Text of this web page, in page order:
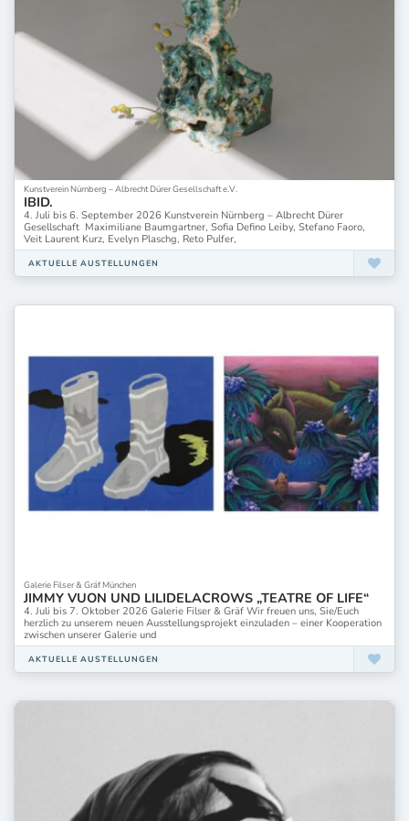
Kunstverein Nürnberg – Albrecht Dürer Gesellschaft e.V.
IBID.
4. Juli bis 6. September 2026 Kunstverein Nürnberg – Albrecht Dürer
Gesellschaft Maximiliane Baumgartner, Sofia Defino Leiby, Stefano Faoro,
Veit Laurent Kurz, Evelyn Plaschg, Reto Pulfer,
AKTUELLE AUSTELLUNGEN
Galerie Filser & Gräf München
JIMMY VUON UND LILIDELACROWS „TEATRE OF LIFE“
4. Juli bis 7. Oktober 2026 Galerie Filser & Gräf Wir freuen uns, Sie/Euch
herzlich zu unserem neuen Ausstellungsprojekt einzuladen – einer Kooperation
zwischen unserer Galerie und
AKTUELLE AUSTELLUNGEN